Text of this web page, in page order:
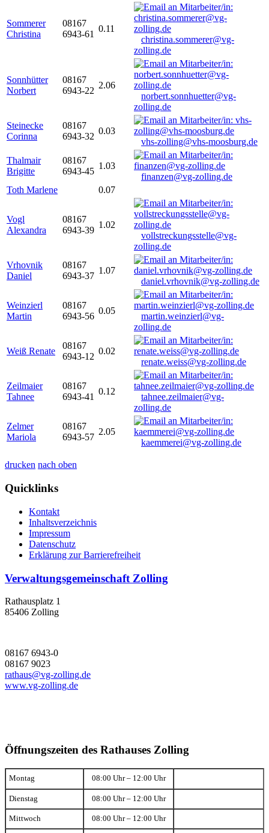
Sommerer
Christina
08167
6943-61
0.11
christina.sommerer@vg-
zolling.de
Sonnhütter
Norbert
08167
6943-22
2.06
norbert.sonnhuetter@vg-
zolling.de
Steinecke
Corinna
08167
6943-32
0.03
vhs-zolling@vhs-moosburg.de
Thalmair
Brigitte
08167
6943-45
1.03
finanzen@vg-zolling.de
Toth Marlene
0.07
Vogl
Alexandra
08167
6943-39
1.02
vollstreckungsstelle@vg-
zolling.de
Vrhovnik
Daniel
08167
6943-37
1.07
daniel.vrhovnik@vg-zolling.de
Weinzierl
Martin
08167
6943-56
0.05
martin.weinzierl@vg-
zolling.de
Weiß Renate
08167
6943-12
0.02
renate.weiss@vg-zolling.de
Zeilmaier
Tahnee
08167
6943-41
0.12
tahnee.zeilmaier@vg-
zolling.de
Zelmer
Mariola
08167
6943-57
2.05
kaemmerei@vg-zolling.de
drucken nach oben
Quicklinks
Kontakt
Inhaltsverzeichnis
Impressum
Datenschutz
Erklärung zur Barrierefreiheit
Verwaltungsgemeinschaft Zolling
Rathausplatz 1
85406 Zolling
08167 6943-0
08167 9023
rathaus@vg-zolling.de
www.vg-zolling.de
Öffnungszeiten des Rathauses Zolling
Montag 08:00 Uhr – 12:00 Uhr
Dienstag 08:00 Uhr – 12:00 Uhr
Mittwoch 08:00 Uhr – 12:00 Uhr